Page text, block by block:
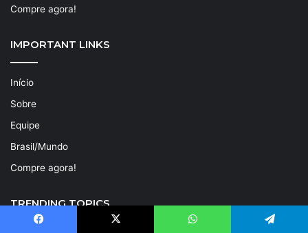
Compre agora!
IMPORTANT LINKS
Início
Sobre
Equipe
Brasil/Mundo
Compre agora!
TRENDING TOPICS